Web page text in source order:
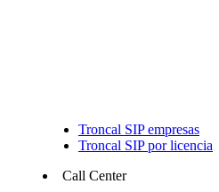
Troncal SIP empresas
Troncal SIP por licencia
Call Center